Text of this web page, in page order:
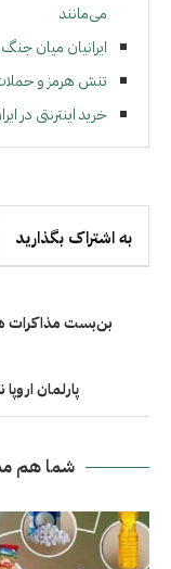
می‌مانند
ایرانیان میان جنگ
تنش هرمز و
خرید اینترنتی در
به اشتراک بگذارید
بن‌بست مذاکرات
پارلمان
شما هم